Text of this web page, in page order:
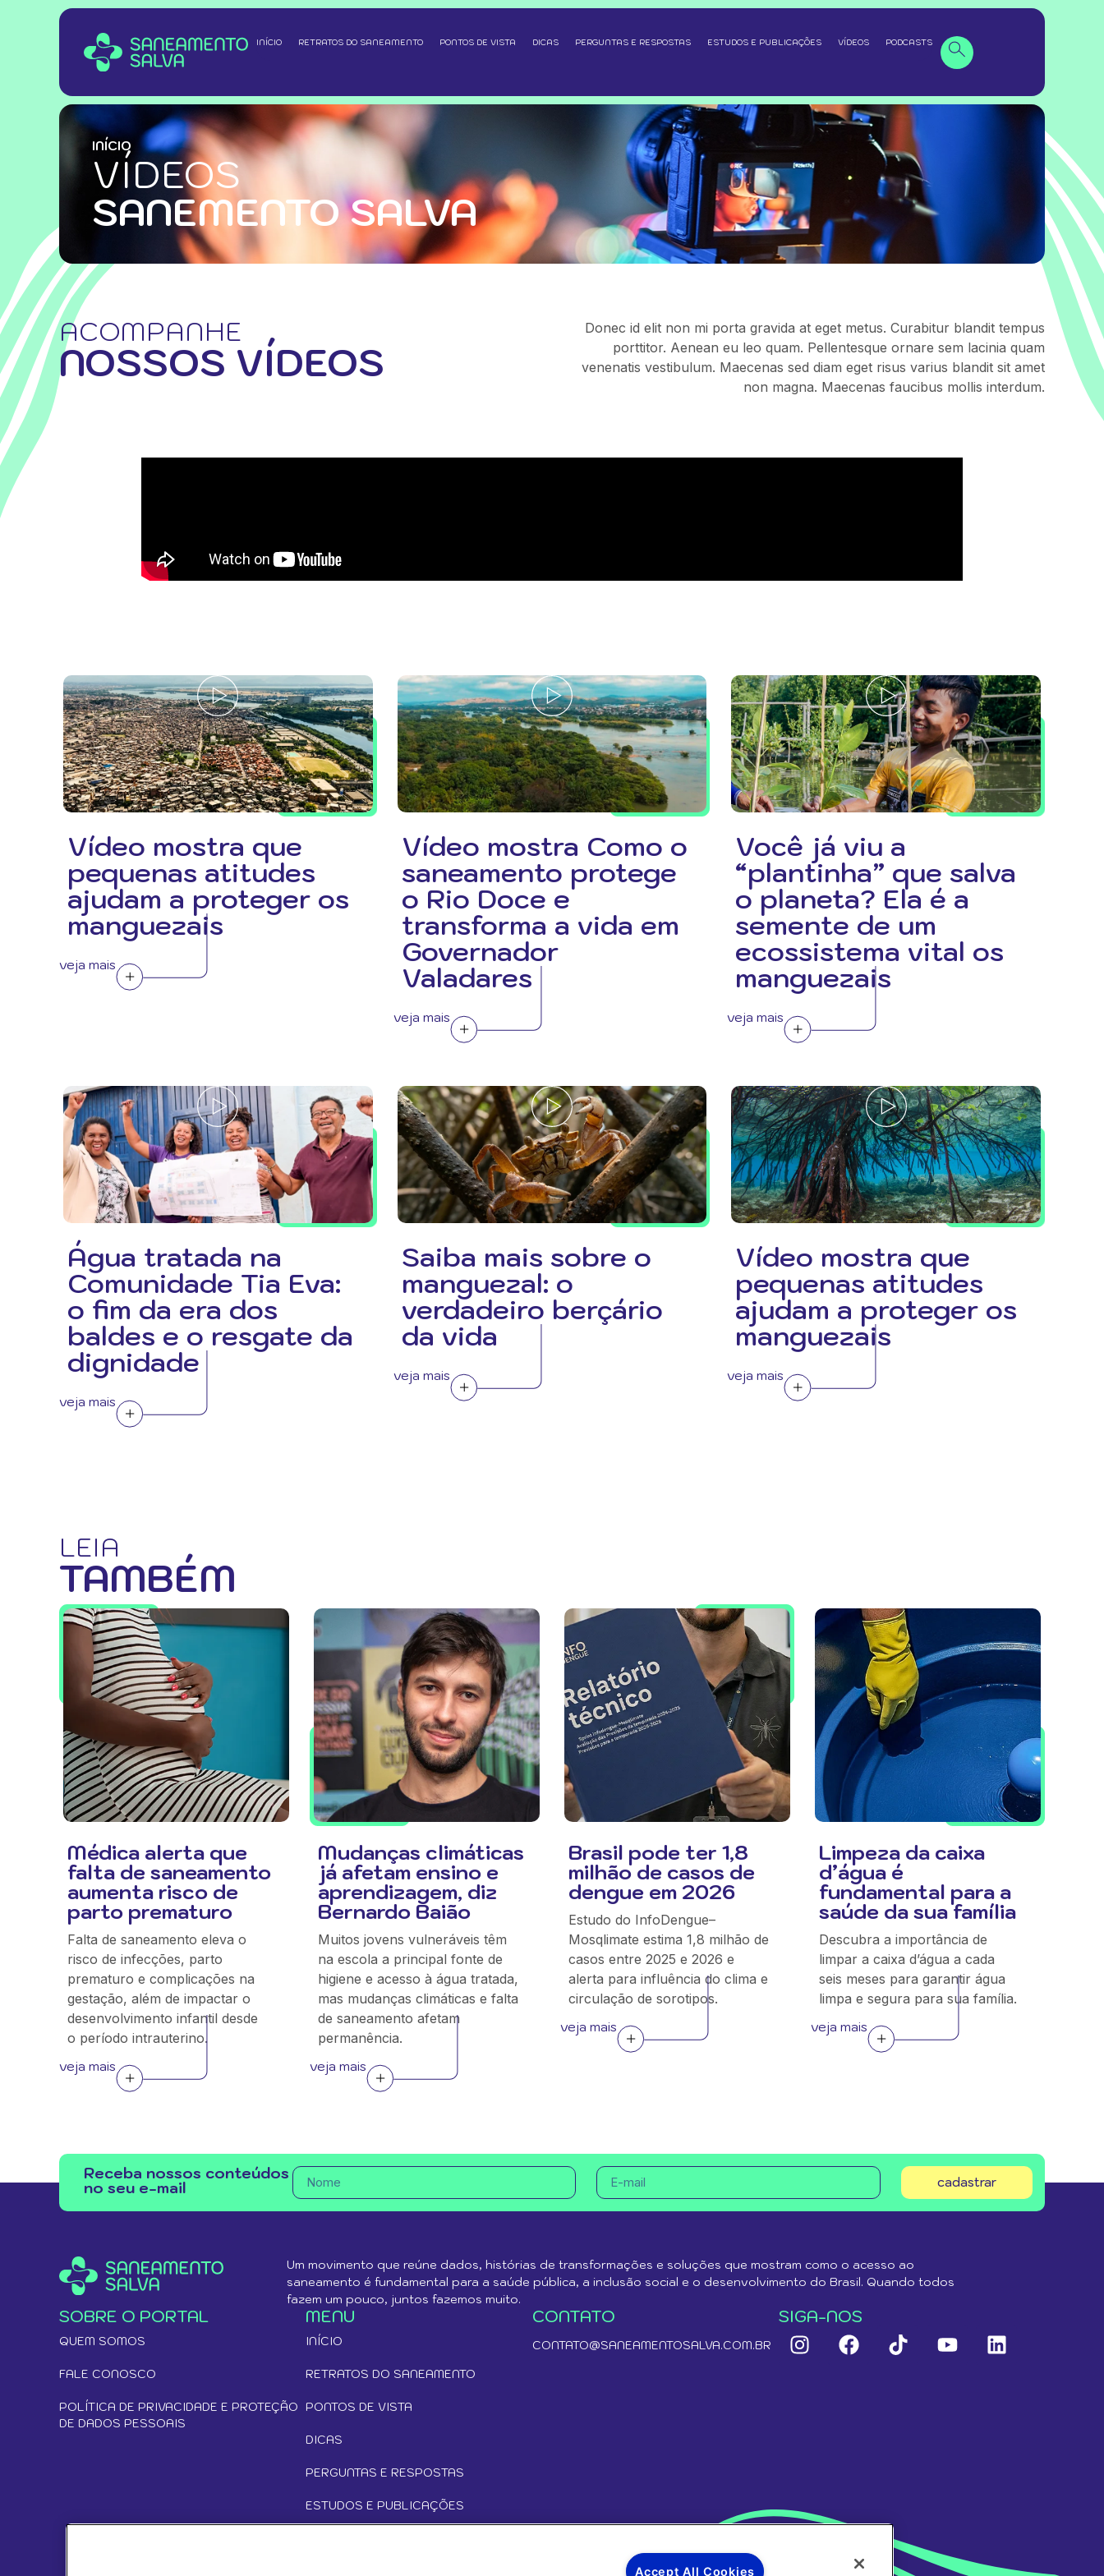
INÍCIO RETRATOS DO SANEAMENTO PONTOS DE VISTA DICAS PERGUNTAS E RESPOSTAS ESTUDOS E PUBLICAÇÕES VÍDEOS PODCASTS
INÍCIO
VÍDEOS
SANEMENTO SALVA
ACOMPANHE
NOSSOS VÍDEOS
Donec id elit non mi porta gravida at eget metus. Curabitur blandit tempus
porttitor. Aenean eu leo quam. Pellentesque ornare sem lacinia quam
venenatis vestibulum. Maecenas sed diam eget risus varius blandit sit amet
non magna. Maecenas faucibus mollis interdum.
Vídeo mostra que
pequenas atitudes
ajudam a proteger os
manguezais
veja mais
Vídeo mostra Como o
saneamento protege
o Rio Doce e
transforma a vida em
Governador
Valadares
veja mais
Você já viu a
“plantinha” que salva
o planeta? Ela é a
semente de um
ecossistema vital os
manguezais
veja mais
Água tratada na
Comunidade Tia Eva:
o fim da era dos
baldes e o resgate da
dignidade
veja mais
Saiba mais sobre o
manguezal: o
verdadeiro berçário
da vida
veja mais
Vídeo mostra que
pequenas atitudes
ajudam a proteger os
manguezais
veja mais
LEIA
TAMBÉM
Médica alerta que
falta de saneamento
aumenta risco de
parto prematuro
Falta de saneamento eleva o
risco de infecções, parto
prematuro e complicações na
gestação, além de impactar o
desenvolvimento infantil desde
o período intrauterino.
veja mais
Mudanças climáticas
já afetam ensino e
aprendizagem, diz
Bernardo Baião
Muitos jovens vulneráveis têm
na escola a principal fonte de
higiene e acesso à água tratada,
mas mudanças climáticas e falta
de saneamento afetam
permanência.
veja mais
Brasil pode ter 1,8
milhão de casos de
dengue em 2026
Estudo do InfoDengue–
Mosqlimate estima 1,8 milhão de
casos entre 2025 e 2026 e
alerta para influência do clima e
circulação de sorotipos.
veja mais
Limpeza da caixa
d’água é
fundamental para a
saúde da sua família
Descubra a importância de
limpar a caixa d’água a cada
seis meses para garantir água
limpa e segura para sua família.
veja mais
Receba nossos conteúdos
no seu e-mail cadastrar
Um movimento que reúne dados, histórias de transformações e soluções que mostram como o acesso ao
saneamento é fundamental para a saúde pública, a inclusão social e o desenvolvimento do Brasil. Quando todos
fazem um pouco, juntos fazemos muito.
SOBRE O PORTAL
QUEM SOMOS
FALE CONOSCO
POLÍTICA DE PRIVACIDADE E PROTEÇÃO
DE DADOS PESSOAIS
MENU
INÍCIO
RETRATOS DO SANEAMENTO
PONTOS DE VISTA
DICAS
PERGUNTAS E RESPOSTAS
ESTUDOS E PUBLICAÇÕES
CONTATO
CONTATO@SANEAMENTOSALVA.COM.BR
SIGA-NOS
Accept All Cookies